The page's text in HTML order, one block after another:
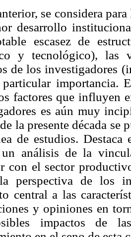
se considera
desarrollo
escasez de
y tecnológico), las
de los investigadores
particular importancia.
factores que influyen
es aún muy
la presente década se
de estudios.
análisis de la
con el sector
perspectiva de los
central a las
y opiniones en
impactos de